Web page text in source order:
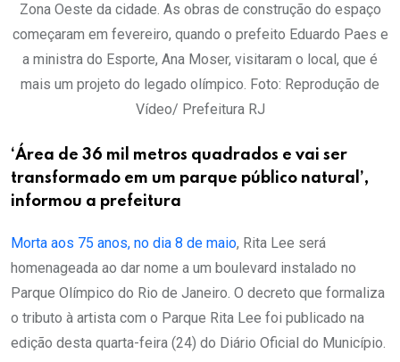
Zona Oeste da cidade. As obras de construção do espaço
começaram em fevereiro, quando o prefeito Eduardo Paes e
a ministra do Esporte, Ana Moser, visitaram o local, que é
mais um projeto do legado olímpico. Foto: Reprodução de
Vídeo/ Prefeitura RJ
‘Área de 36 mil metros quadrados e vai ser
transformado em um parque público natural’,
informou a prefeitura
Morta aos 75 anos, no dia 8 de maio, Rita Lee será
homenageada ao dar nome a um boulevard instalado no
Parque Olímpico do Rio de Janeiro. O decreto que formaliza
o tributo à artista com o Parque Rita Lee foi publicado na
edição desta quarta-feira (24) do Diário Oficial do Município.